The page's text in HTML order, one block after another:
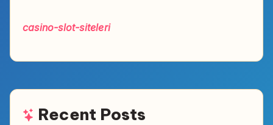
casino-slot-siteleri
Recent Posts